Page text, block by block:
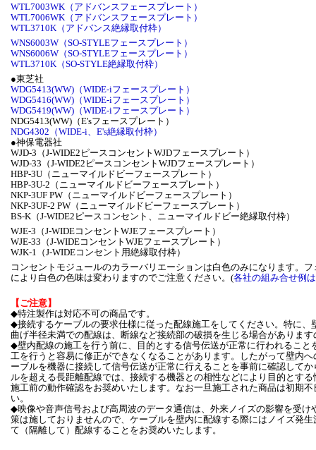
WTL7003WK（アドバンスフェースプレート）
WTL7006WK（アドバンスフェースプレート）
WTL3710K（アドバンス絶縁取付枠）
WNS6003W（SO-STYLEフェースプレート）
WNS6006W（SO-STYLEフェースプレート）
WTL3710K（SO-STYLE絶縁取付枠）
●東芝社
WDG5413(WW)（WIDE-iフェースプレート）
WDG5416(WW)（WIDE-iフェースプレート）
WDG5419(WW)（WIDE-iフェースプレート）
NDG5413(WW)（E'sフェースプレート）
NDG4302（WIDE-i、E's絶縁取付枠）
●神保電器社
WJD-3（J-WIDE2ピースコンセントWJDフェースプレート）
WJD-33（J-WIDE2ピースコンセントWJDフェースプレート）
HBP-3U（ニューマイルドビーフェースプレート）
HBP-3U-2（ニューマイルドビーフェースプレート）
NKP-3UF PW（ニューマイルドビーフェースプレート）
NKP-3UF-2 PW（ニューマイルドビーフェースプレート）
BS-K（J-WIDE2ピースコンセント、ニューマイルドビー絶縁取付枠）
WJE-3（J-WIDEコンセントWJEフェースプレート）
WJE-33（J-WIDEコンセントWJEフェースプレート）
WJK-1（J-WIDEコンセント用絶縁取付枠）
コンセントモジュールのカラーバリエーションは白色のみになります。
により白色の色味は変わりますのでご注意ください。(各社の組み合せ例
【ご注意】
◆特注製作は対応不可の商品です。
◆接続するケーブルの要求仕様に従った配線施工をしてください。特に
曲げ半径未満での配線は、断線など接続部の破損を生じる場合がありま
◆壁内配線の施工を行う前に、目的とする信号伝送が正常に行われるこ
工を行うと容易に修正ができなくなることがあります。したがって壁内
ーブルを機器に接続して信号伝送が正常に行えることを事前に確認して
ルを超える長距離配線では、接続する機器との相性などにより目的とす
施工前の動作確認をお奨めいたします。なお一旦施工された商品は初期
い。
◆映像や音声信号および高周波のデータ通信は、外来ノイズの影響を受
策は施しておりませんので、ケーブルを壁内に配線する際にはノイズ発
て（隔離して）配線することをお奨めいたします。